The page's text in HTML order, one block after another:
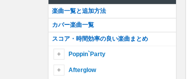
楽曲一覧と追加方法
カバー楽曲一覧
スコア・時間効率の良い楽曲まとめ
Poppin`Party
Yes！BanG_Dream！
Afterglow